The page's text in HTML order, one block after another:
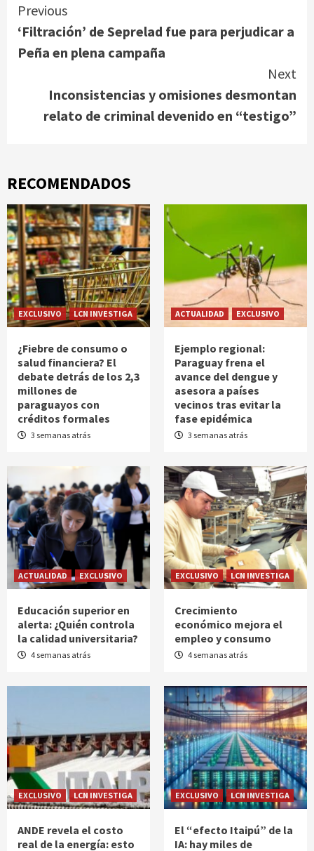
Continue
Reading
Previous
‘Filtración’ de Seprelad fue para perjudicar a
Peña en plena campaña
Next
Inconsistencias y omisiones desmontan
relato de criminal devenido en “testigo”
RECOMENDADOS
EXCLUSIVO LCN INVESTIGA
¿Fiebre de consumo o
salud financiera? El
debate detrás de los 2,3
millones de
paraguayos con
créditos formales
3 semanas atrás
ACTUALIDAD EXCLUSIVO
Ejemplo regional:
Paraguay frena el
avance del dengue y
asesora a países
vecinos tras evitar la
fase epidémica
3 semanas atrás
ACTUALIDAD EXCLUSIVO
Educación superior en
alerta: ¿Quién controla
la calidad universitaria?
4 semanas atrás
EXCLUSIVO LCN INVESTIGA
Crecimiento
económico mejora el
empleo y consumo
4 semanas atrás
EXCLUSIVO LCN INVESTIGA
ANDE revela el costo
real de la energía: esto
EXCLUSIVO LCN INVESTIGA
El “efecto Itaipú” de la
IA: hay miles de